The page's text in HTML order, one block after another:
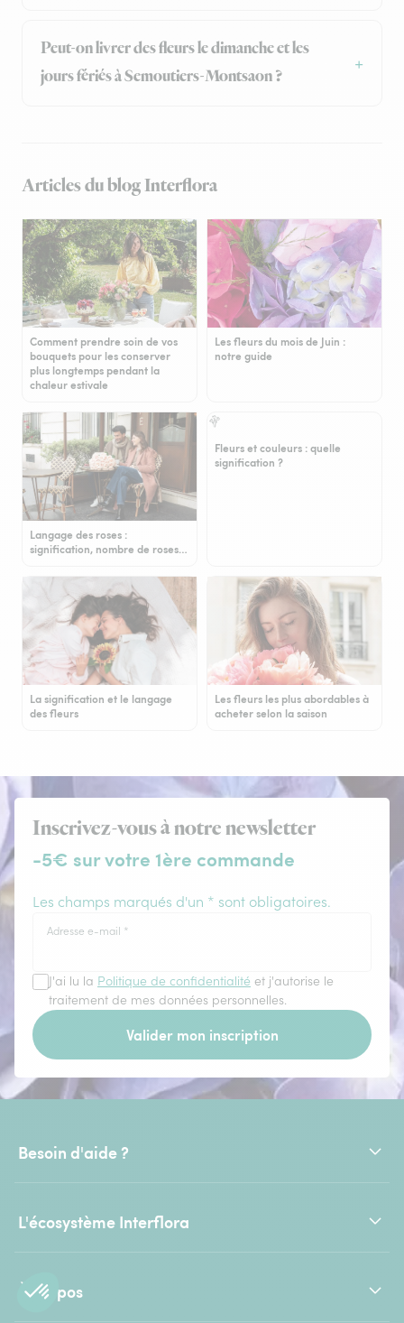
Peut-on livrer des fleurs le dimanche et les
jours fériés à Semoutiers-Montsaon ?
Articles du blog Interflora
Comment prendre soin de vos
bouquets pour les conserver
plus longtemps pendant la
chaleur estivale
Les fleurs du mois de Juin :
notre guide
Langage des roses :
signification, nombre de roses…
Fleurs et couleurs : quelle
signification ?
La signification et le langage
des fleurs
Les fleurs les plus abordables à
acheter selon la saison
Inscrivez-vous à notre newsletter
-5€ sur votre 1ère commande
Les champs marqués d'un * sont obligatoires.
Adresse e-mail *
J'ai lu la Politique de confidentialité et j'autorise le
traitement de mes données personnelles.
Valider mon inscription
Besoin d'aide ?
L'écosystème Interflora
À propos